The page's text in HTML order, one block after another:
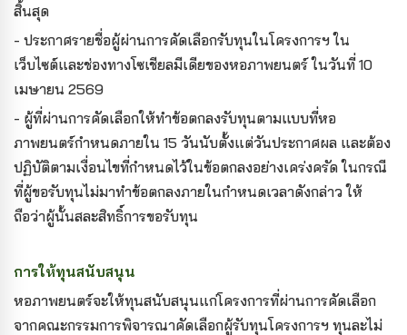
สิ้นสุด
- ประกาศรายชื่อผู้ผ่านการคัดเลือกรับทุนในโครงการฯ ใน
เว็บไซต์และช่องทางโซเชียลมีเดียของหอภาพยนตร์ ในวันที่ 10
เมษายน 2569
- ผู้ที่ผ่านการคัดเลือกให้ทำข้อตกลงรับทุนตามแบบที่หอ
ภาพยนตร์กำหนดภายใน 15 วันนับตั้งแต่วันประกาศผล และต้อง
ปฏิบัติตามเงื่อนไขที่กำหนดไว้ในข้อตกลงอย่างเคร่งครัด ในกรณี
ที่ผู้ขอรับทุนไม่มาทำข้อตกลงภายในกำหนดเวลาดังกล่าว ให้
ถือว่าผู้นั้นสละสิทธิ์การขอรับทุน
การให้ทุนสนับสนุน
หอภาพยนตร์จะให้ทุนสนับสนุนแก่โครงการที่ผ่านการคัดเลือก
จากคณะกรรมการพิจารณาคัดเลือกผู้รับทุนโครงการฯ ทุนละไม่